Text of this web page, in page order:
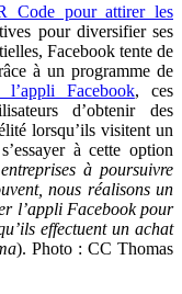
Code pour attirer les
pour diversifier ses
Facebook tente de
à un programme de
l’appli Facebook, ces
d’obtenir des
lorsqu’ils visitent un
à cette option
à poursuivre
nous réalisons un
l’appli Facebook pour
effectuent un achat
). Photo : CC Thomas